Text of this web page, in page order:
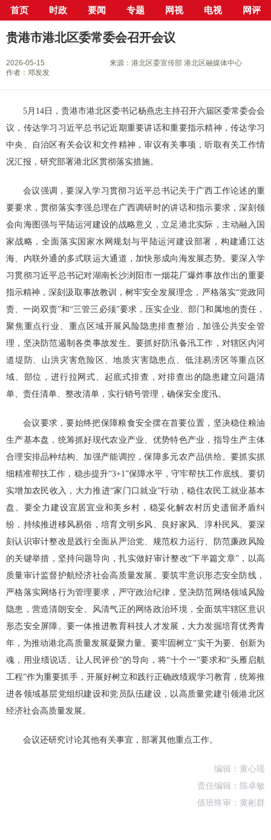
首页 时政 要闻 专题 网视 电视 网评
当前位置： 首页> 新闻中心> 县市区> 港北区> 正文
贵港市港北区委常委会召开会议
2026-05-15
来源：港北区委宣传部 港北区融媒体中心
作者：邓发发
5月14日，贵港市港北区委书记杨燕忠主持召开六届区委常委会会
议，传达学习习近平总书记近期重要讲话和重要指示精神，传达学习
中央、自治区有关会议和文件精神，审议有关事项，听取有关工作情
况汇报，研究部署港北区贯彻落实措施。
会议强调，要深入学习贯彻习近平总书记关于广西工作论述的重
要要求，贯彻落实李强总理在广西调研时的讲话和指示要求，深刻领
会向海图强与平陆运河建设的战略意义，立足港北实际，主动融入国
家战略，全面落实国家水网规划与平陆运河建设部署，构建通江达
海、内联外通的多式联运大通道，加快形成向海发展态势。要深入学
习贯彻习近平总书记对湖南长沙浏阳市一烟花厂爆炸事故作出的重要
指示精神，深刻汲取事故教训，树牢安全发展理念，严格落实“党政同
责、一岗双责”和“三管三必须”要求，压实企业、部门和属地的责任，
聚焦重点行业、重点区域开展风险隐患排查整治，加强公共安全管
理，坚决防范遏制各类事故发生。要抓好防汛备汛工作，对辖区内河
道堤防、山洪灾害危险区、地质灾害隐患点、低洼易涝区等重点区
域、部位，进行拉网式、起底式排查，对排查出的隐患建立问题清
单、责任清单、整改清单，实行销号管理，确保安全度汛。
会议要求，要始终把保障粮食安全摆在首要位置，坚决稳住粮油
生产基本盘，统筹抓好现代农业产业、优势特色产业，指导生产主体
合理安排品种结构、加强产能调控，保障多元农产品供给。要抓实抓
细精准帮扶工作，稳步提升“3+1”保障水平，守牢帮扶工作底线。要切
实增加农民收入，大力推进“家门口就业”行动，稳住农民工就业基本
盘。要全力建设宜居宜业和美乡村，稳妥化解农村历史遗留矛盾纠
纷，持续推进移风易俗，培育文明乡风、良好家风、淳朴民风。要深
刻认识审计整改是践行全面从严治党、规范权力运行、防范廉政风险
的关键举措，坚持问题导向，扎实做好审计整改“下半篇文章”，以高
质量审计监督护航经济社会高质量发展。要筑牢意识形态安全防线，
严格落实网络行为管理要求，严守政治纪律，坚决防范网络领域风险
隐患，营造清朗安全、风清气正的网络政治环境，全面筑牢辖区意识
形态安全屏障。要一体推进教育科技人才发展，大力发掘培育优秀青
年，为推动港北高质量发展凝聚力量。要牢固树立“实干为要、创新为
魂，用业绩说话、让人民评价”的导向，将“十个一”要求和“头雁启航
工程”作为重要抓手，开展好树立和践行正确政绩观学习教育，统筹推
进各领域基层党组织建设和党员队伍建设，以高质量党建引领港北区
经济社会高质量发展。
会议还研究讨论其他有关事宜，部署其他重点工作。
编辑：黄心瑶
责任编辑：陈卓敏
值班终审：黄彬群